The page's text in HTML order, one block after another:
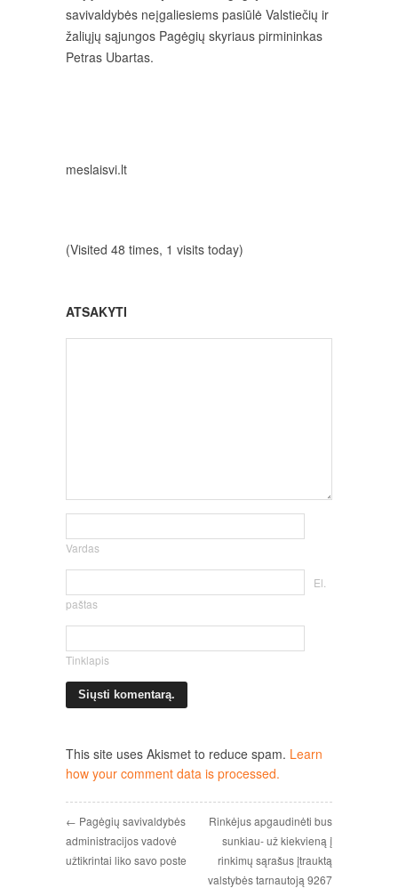
savivaldybės neįgaliesiems pasiūlė Valstiečių ir
žaliųjų sąjungos Pagėgių skyriaus pirmininkas
Petras Ubartas.
meslaisvi.lt
(Visited 48 times, 1 visits today)
ATSAKYTI
Vardas
El.
paštas
Tinklapis
This site uses Akismet to reduce spam. Learn
how your comment data is processed.
← Pagėgių savivaldybės
administracijos vadovė
užtikrintai liko savo poste
Rinkėjus apgaudinėti bus
sunkiau- už kiekvieną į
rinkimų sąrašus įtrauktą
valstybės tarnautoją 9267